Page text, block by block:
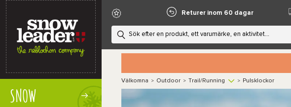
SNOW
Returer inom 60 dagar
Välkomna > Outdoor > Trail/Running > Pulsklockor